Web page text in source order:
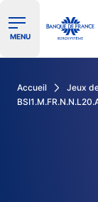
Ouvrir le
MENU
Accueil Jeux